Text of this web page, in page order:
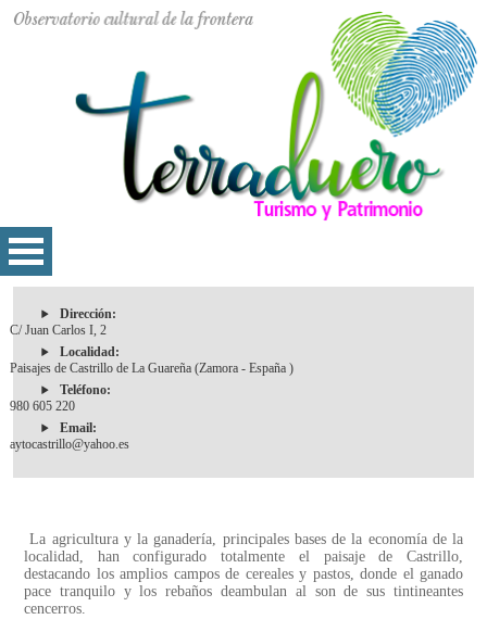
Dirección:
C/ Juan Carlos I, 2
Localidad:
Paisajes de Castrillo de La Guareña (Zamora - España )
Teléfono:
980 605 220
Email:
aytocastrillo@yahoo.es
La agricultura y la ganadería, principales bases de la economía de la
localidad, han configurado totalmente el paisaje de Castrillo,
destacando los amplios campos de cereales y pastos, donde el ganado
pace tranquilo y los rebaños deambulan al son de sus tintineantes
cencerros.